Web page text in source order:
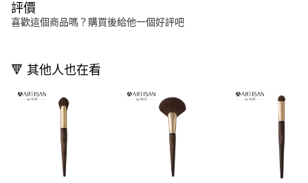
評價
喜歡這個商品嗎？購買後給他一個好評吧
🔻 其他人也在看